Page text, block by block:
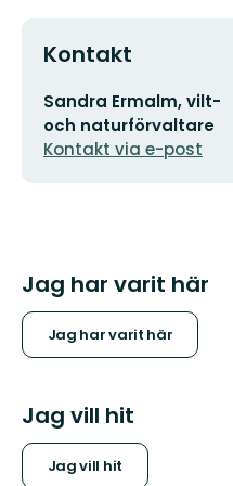
Kontakt
E-
postadress
Sandra Ermalm, vilt-
och naturförvaltare
Kontakt via e-post
Jag har varit här
Jag har varit här
Jag vill hit
Jag vill hit